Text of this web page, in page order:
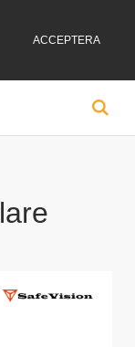
ACCEPTERA